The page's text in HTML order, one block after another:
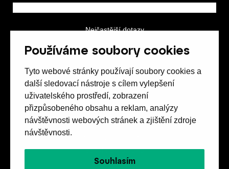
Používáme soubory cookies
Tyto webové stránky používají soubory cookies a
další sledovací nástroje s cílem vylepšení
uživatelského prostředí, zobrazení
přizpůsobeného obsahu a reklam, analýzy
návštěvnosti webových stránek a zjištění zdroje
návštěvnosti.
Souhlasím
Nejčastější dotazy
Obchodní podmínky
Spolek přátel vydávání
657 42 Brno-střed
objednavky@casopishost.cz